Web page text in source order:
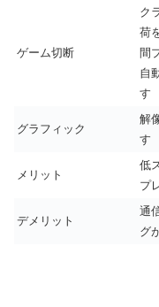
ゲーム切断
ク
荷
間
自
す
グラフィック
解
す
メリット
低
プ
デメリット
通
グ